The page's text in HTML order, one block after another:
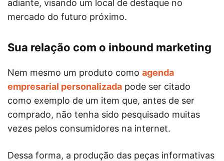
adiante, visando um local de destaque no
mercado do futuro próximo.
Sua relação com o inbound marketing
Nem mesmo um produto como agenda
empresarial personalizada pode ser citado
como exemplo de um item que, antes de ser
comprado, não tenha sido pesquisado muitas
vezes pelos consumidores na internet.
Dessa forma, a produção das peças informativas